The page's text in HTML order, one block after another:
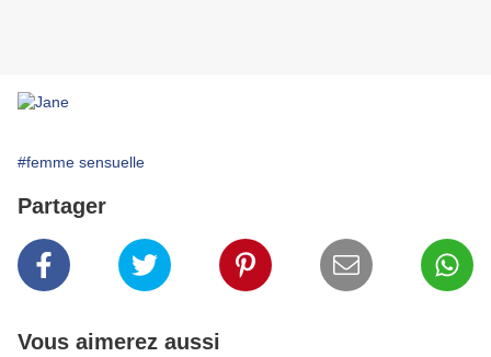
#femme sensuelle
Partager
Vous aimerez aussi